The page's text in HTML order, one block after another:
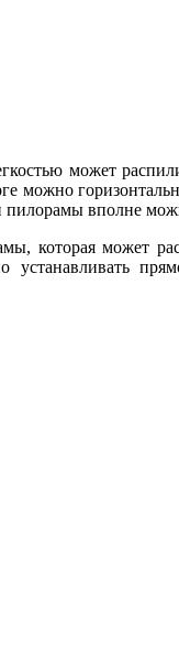
может
можно
вполне
которая может
устанавливать